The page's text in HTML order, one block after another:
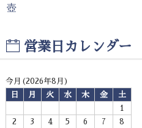
壺
営業日カレンダー
今月(2026年8月)
日
月 火 水 木 金
土
1
2
3 4 5 6 7 8